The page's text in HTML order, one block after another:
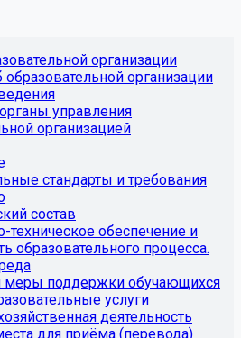
организации
организации
управления
организацией
стандарты и требования
состав
техническое обеспечение и
образовательного процесса.
меры поддержки обучающихся
услуги
деятельность
для приёма (перевода)